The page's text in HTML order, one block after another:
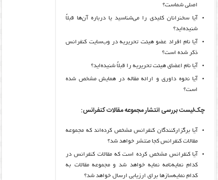
اصلی شماست؟
آیا سخنرانان کلیدی را می‌شناسید یا درباره آن‌ها قبلاً
شنیده‌اید؟
آیا نام افراد عضو هیئت تحریریه در وب‌سایت کنفرانس
ذکر شده است؟
آیا نام اعضای هیئت تحریریه را قبلاً شنیده‌اید؟
آیا نحوه داوری و ارائه مقاله در همایش مشخص شده
است؟
چک‌لیست بررسی انتشار مجموعه مقالات کنفرانس:
آیا برگزارکنندگان کنفرانس مشخص کرده‌اند که مجموعه
مقالات کنفرانس کجا منتشر خواهد شد؟
آیا کنفرانس مشخص کرده‌ است که مقالات کنفرانس در
کدام نمایه‌نامه‌ نمایه خواهد شد و مجموعه مقالات به
کدام نمایه‌سازها برای ارزیابی ارسال خواهد شد؟